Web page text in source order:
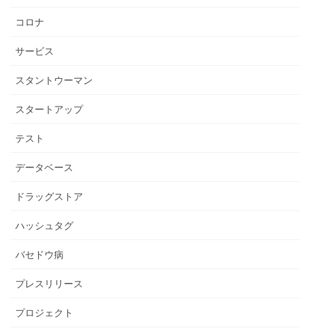
コロナ
サービス
スタントウーマン
スタートアップ
テスト
データベース
ドラッグストア
ハッシュタグ
バセドウ病
プレスリリース
プロジェクト